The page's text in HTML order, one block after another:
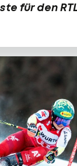
für den